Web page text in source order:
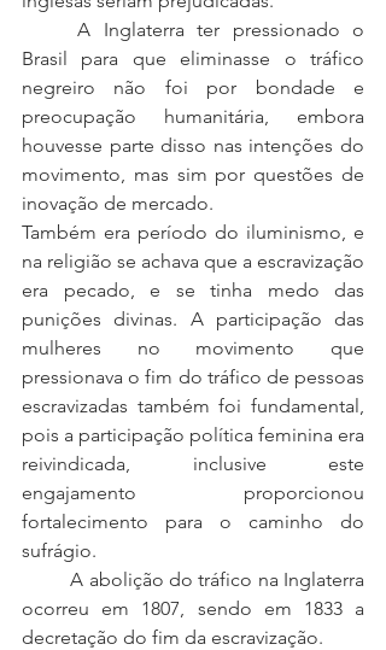
	A Inglaterra ter pressionado o
Brasil para que eliminasse o tráfico
negreiro não foi por bondade e
preocupação humanitária, embora
houvesse parte disso nas intenções do
movimento, mas sim por questões de
inovação de mercado.
Também era período do iluminismo, e
na religião se achava que a escravização
era pecado, e se tinha medo das
punições divinas. A participação das
mulheres no movimento que
pressionava o fim do tráfico de pessoas
escravizadas também foi fundamental,
pois a participação política feminina era
reivindicada, inclusive este
engajamento proporcionou
fortalecimento para o caminho do
sufrágio.
	A abolição do tráfico na Inglaterra
ocorreu em 1807, sendo em 1833 a
decretação do fim da escravização.